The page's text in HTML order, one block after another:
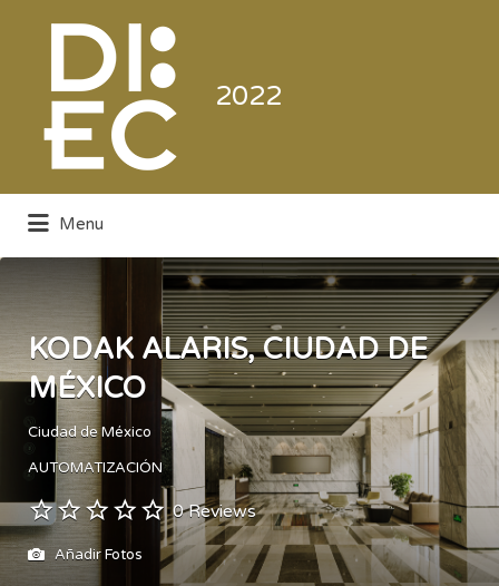
2022
Electrónica de Consumo y Comercial
Buscar
Menu
KODAK ALARIS, CIUDAD DE
MÉXICO
Ciudad de México
AUTOMATIZACIÓN
0 Reviews
Añadir Fotos